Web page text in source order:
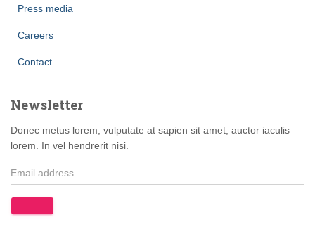
Press media
Careers
Contact
Newsletter
Donec metus lorem, vulputate at sapien sit amet, auctor iaculis
lorem. In vel hendrerit nisi.